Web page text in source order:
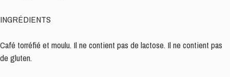
INGRÉDIENTS
Café torréfié et moulu. Il ne contient pas de lactose. Il ne contient pas
de gluten.